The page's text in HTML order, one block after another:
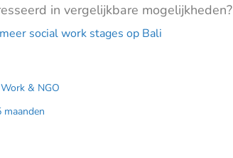
in vergelijkbare mogelijkheden?
social work stages op Bali
& NGO